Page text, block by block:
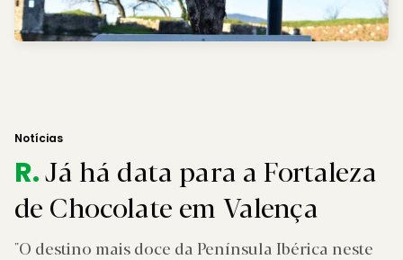
Notícias
R.Já há data para a Fortaleza
de Chocolate em Valença
"O destino mais doce da Península Ibérica neste